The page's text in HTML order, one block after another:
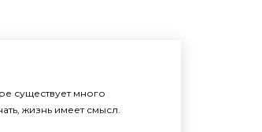
существует много
жизнь имеет смысл.